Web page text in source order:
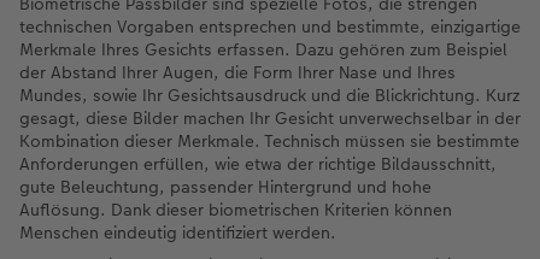
technischen Vorgaben entsprechen und bestimmte, einzigartige
Merkmale Ihres Gesichts erfassen. Dazu gehören zum Beispiel
der Abstand Ihrer Augen, die Form Ihrer Nase und Ihres
Mundes, sowie Ihr Gesichtsausdruck und die Blickrichtung. Kurz
gesagt, diese Bilder machen Ihr Gesicht unverwechselbar in der
Kombination dieser Merkmale. Technisch müssen sie bestimmte
Anforderungen erfüllen, wie etwa der richtige Bildausschnitt,
gute Beleuchtung, passender Hintergrund und hohe
Auflösung. Dank dieser biometrischen Kriterien können
Menschen eindeutig identifiziert werden.